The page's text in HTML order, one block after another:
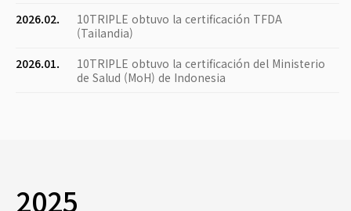
2026.02.
10TRIPLE obtuvo la certificación TFDA
(Tailandia)
2026.01.
10TRIPLE obtuvo la certificación del Ministerio
de Salud (MoH) de Indonesia
2025